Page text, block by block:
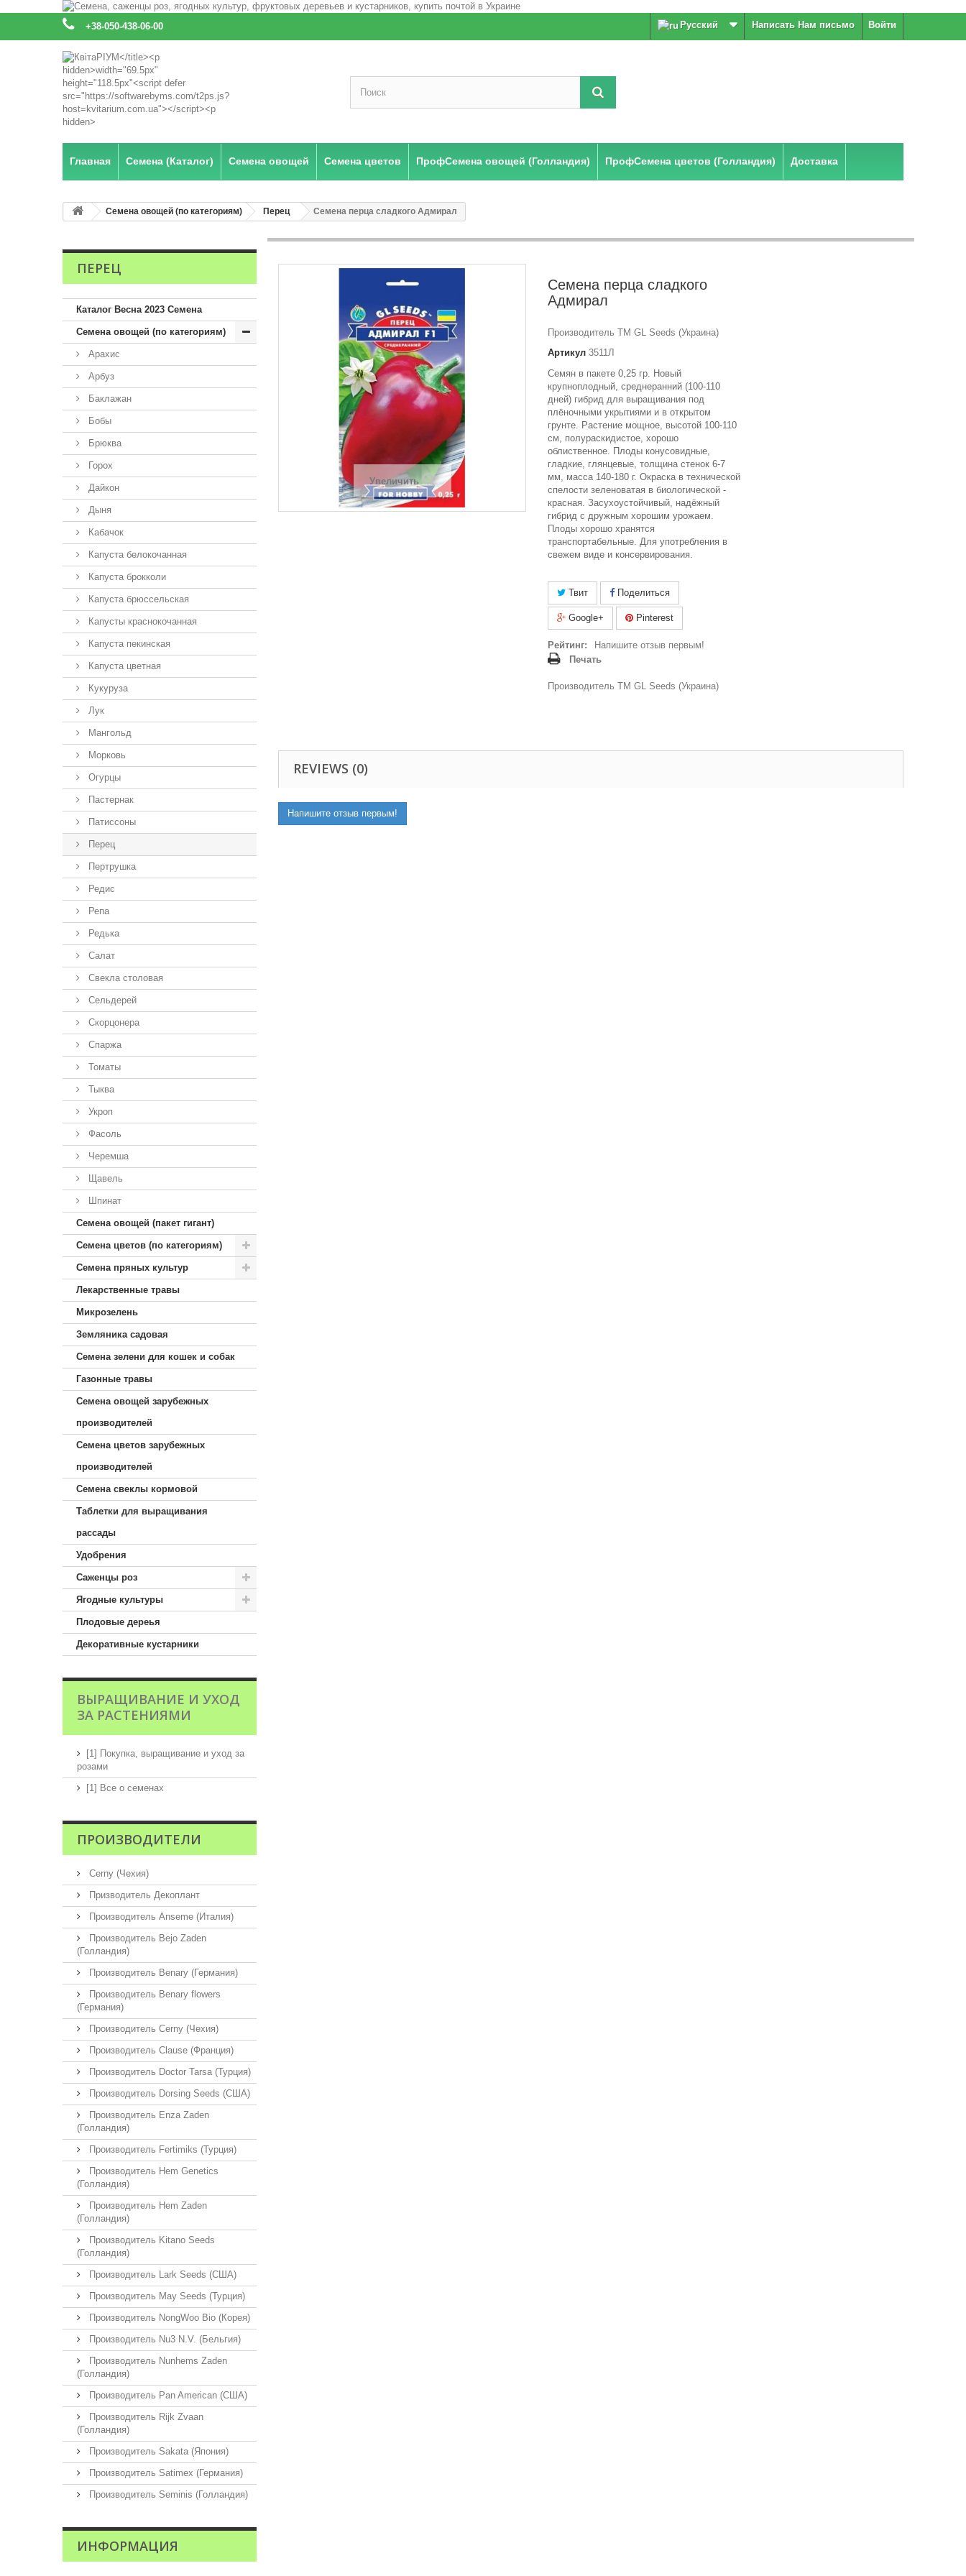
Войти
Написать Нам письмо
: +38-050-438-06-00 Русский
Главная Семена (Каталог) Семена овощей Семена цветов ПрофСемена овощей (Голландия) ПрофСемена цветов (Голландия) Доставка
Семена овощей (по категориям) Перец Семена перца сладкого Адмирал
ПЕРЕЦ
Каталог Весна 2023 Семена
Семена овощей (по категориям)
Арахис
Арбуз
Баклажан
Бобы
Брюква
Горох
Дайкон
Дыня
Кабачок
Капуста белокочанная
Капуста брокколи
Капуста брюссельская
Капусты краснокочанная
Капуста пекинская
Капуста цветная
Кукуруза
Лук
Мангольд
Морковь
Огурцы
Пастернак
Патиссоны
Перец
Пертрушка
Редис
Репа
Редька
Салат
Свекла столовая
Сельдерей
Скорцонера
Спаржа
Томаты
Тыква
Укроп
Фасоль
Черемша
Щавель
Шпинат
Семена овощей (пакет гигант)
Семена цветов (по категориям)
Семена пряных культур
Лекарственные травы
Микрозелень
Земляника садовая
Семена зелени для кошек и собак
Газонные травы
Семена овощей зарубежных
производителей
Семена цветов зарубежных
производителей
Семена свеклы кормовой
Таблетки для выращивания
рассады
Удобрения
Саженцы роз
Ягодные культуры
Плодовые дереья
Декоративные кустарники
ВЫРАЩИВАНИЕ И УХОД
ЗА РАСТЕНИЯМИ
[1] Покупка, выращивание и уход за
розами
[1] Все о семенах
ПРОИЗВОДИТЕЛИ
Cerny (Чехия)
Призводитель Декоплант
Производитель Anseme (Италия)
Производитель Bejo Zaden
(Голландия)
Производитель Benary (Германия)
Производитель Benary flowers
(Германия)
Производитель Cerny (Чехия)
Производитель Clause (Франция)
Производитель Doctor Tarsa (Турция)
Производитель Dorsing Seeds (США)
Производитель Enza Zaden
(Голландия)
Производитель Fertimiks (Турция)
Производитель Hem Genetics
(Голландия)
Производитель Hem Zaden
(Голландия)
Производитель Kitano Seeds
(Голландия)
Производитель Lark Seeds (США)
Производитель May Seeds (Турция)
Производитель NongWoo Bio (Корея)
Производитель Nu3 N.V. (Бельгия)
Производитель Nunhems Zaden
(Голландия)
Производитель Pan American (США)
Производитель Rijk Zvaan
(Голландия)
Производитель Sakata (Япония)
Производитель Satimex (Германия)
Производитель Seminis (Голландия)
ИНФОРМАЦИЯ
Увеличить
Семена перца сладкого
Адмирал
Производитель ТМ GL Seeds (Украина)
Артикул 3511Л
Семян в пакете 0,25 гр. Новый
крупноплодный, среднеранний (100-110
дней) гибрид для выращивания под
плёночными укрытиями и в открытом
грунте. Растение мощное, высотой 100-110
см, полураскидистое, хорошо
облиственное. Плоды конусовидные,
гладкие, глянцевые, толщина стенок 6-7
мм, масса 140-180 г. Окраска в технической
спелости зеленоватая в биологической -
красная. Засухоустойчивый, надёжный
гибрид с дружным хорошим урожаем.
Плоды хорошо хранятся
транспортабельные. Для употребления в
свежем виде и консервирования.
Твит Поделиться
Google+ Pinterest
Рейтинг:
Напишите отзыв первым!
Печать
Производитель ТМ GL Seeds (Украина)
REVIEWS (0)
Напишите отзыв первым!